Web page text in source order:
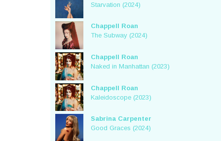
Starvation (2024)
Chappell Roan
The Subway (2024)
Chappell Roan
Naked in Manhattan (2023)
Chappell Roan
Kaleidoscope (2023)
Sabrina Carpenter
Good Graces (2024)